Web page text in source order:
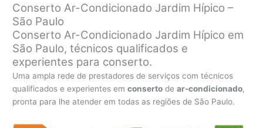
Conserto Ar-Condicionado Jardim Hípico –
São Paulo
Conserto Ar-Condicionado Jardim Hípico em
São Paulo, técnicos qualificados e
experientes para conserto.
Uma ampla rede de prestadores de serviços com técnicos
qualificados e experientes emconserto dear-condicionado,
pronta para lhe atender em todas as regiões de São Paulo.